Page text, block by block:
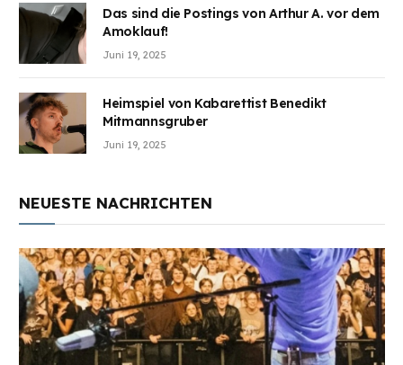
Das sind die Postings von Arthur A. vor dem
Amoklauf!
Juni 19, 2025
Heimspiel von Kabarettist Benedikt
Mitmannsgruber
Juni 19, 2025
NEUESTE NACHRICHTEN